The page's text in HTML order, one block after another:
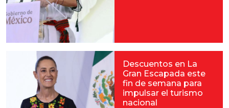
Descuentos en La
Gran Escapada este
fin de semana para
impulsar el turismo
nacional